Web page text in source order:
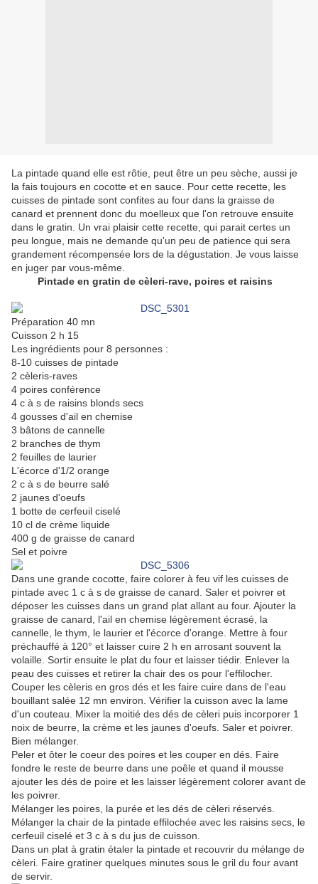
La pintade quand elle est rôtie, peut être un peu sèche, aussi je
la fais toujours en cocotte et en sauce. Pour cette recette, les
cuisses de pintade sont confites au four dans la graisse de
canard et prennent donc du moelleux que l'on retrouve ensuite
dans le gratin. Un vrai plaisir cette recette, qui parait certes un
peu longue, mais ne demande qu'un peu de patience qui sera
grandement récompensée lors de la dégustation. Je vous laisse
en juger par vous-même.
Pintade en gratin de cèleri-rave, poires et raisins
Préparation 40 mn
Cuisson 2 h 15
Les ingrédients pour 8 personnes :
8-10 cuisses de pintade
2 cèleris-raves
4 poires conférence
4 c à s de raisins blonds secs
4 gousses d'ail en chemise
3 bâtons de cannelle
2 branches de thym
2 feuilles de laurier
L'écorce d'1/2 orange
2 c à s de beurre salé
2 jaunes d'oeufs
1 botte de cerfeuil ciselé
10 cl de crème liquide
400 g de graisse de canard
Sel et poivre
Dans une grande cocotte, faire colorer à feu vif les cuisses de
pintade avec 1 c à s de graisse de canard. Saler et poivrer et
déposer les cuisses dans un grand plat allant au four. Ajouter la
graisse de canard, l'ail en chemise légèrement écrasé, la
cannelle, le thym, le laurier et l'écorce d'orange. Mettre à four
préchauffé à 120° et laisser cuire 2 h en arrosant souvent la
volaille. Sortir ensuite le plat du four et laisser tiédir. Enlever la
peau des cuisses et retirer la chair des os pour l'effilocher.
Couper les cèleris en gros dés et les faire cuire dans de l'eau
bouillant salée 12 mn environ. Vérifier la cuisson avec la lame
d'un couteau. Mixer la moitié des dés de cèleri puis incorporer 1
noix de beurre, la crème et les jaunes d'oeufs. Saler et poivrer.
Bien mélanger.
Peler et ôter le coeur des poires et les couper en dés. Faire
fondre le reste de beurre dans une poêle et quand il mousse
ajouter les dés de poire et les laisser légèrement colorer avant de
les poivrer.
Mélanger les poires, la purée et les dés de cèleri réservés.
Mélanger la chair de la pintade effilochée avec les raisins secs, le
cerfeuil ciselé et 3 c à s du jus de cuisson.
Dans un plat à gratin étaler la pintade et recouvrir du mélange de
cèleri. Faire gratiner quelques minutes sous le gril du four avant
de servir.